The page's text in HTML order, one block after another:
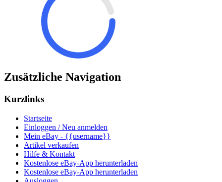
Zusätzliche Navigation
Kurzlinks
Startseite
Einloggen / Neu anmelden
Mein eBay - {{username}}
Artikel verkaufen
Hilfe & Kontakt
Kostenlose eBay-App herunterladen
Kostenlose eBay-App herunterladen